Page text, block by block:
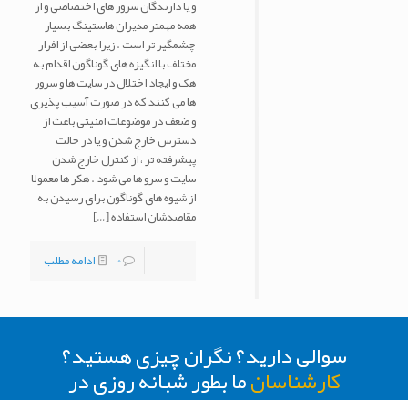
و یا دارندگان سرور های اختصاصی و از
همه مهمتر مدیران هاستینگ بسیار
چشمگیر تر است . زیرا بعضی از افرار
مختلف با انگیزه های گوناگون اقدام به
هک و ایجاد اختلال در سایت ها و سرور
ها می کنند که در صورت آسیب پذیری
و ضعف در موضوعات امنیتی باعث از
دسترس خارج شدن و یا در حالت
پیشرفته تر ، از کنترل خارج شدن
سایت و سرو ها می شود . هکر ها معمولا
از شیوه های گوناگون برای رسیدن به
مقاصدشان استفاده[…]
0
ادامه مطلب
سوالی دارید؟ نگران چیزی هستید؟
کارشناسانما بطور شبانه روزی در